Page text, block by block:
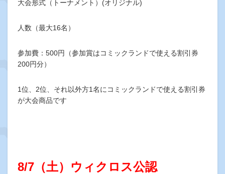
大会形式（トーナメント）(オリジナル)
人数（最大16名）
参加費：500円（参加賞はコミックランドで使える割引券
200円分）
1位、2位、それ以外方1名にコミックランドで使える割引券
が大会商品です
8/7（土）ウィクロス公認